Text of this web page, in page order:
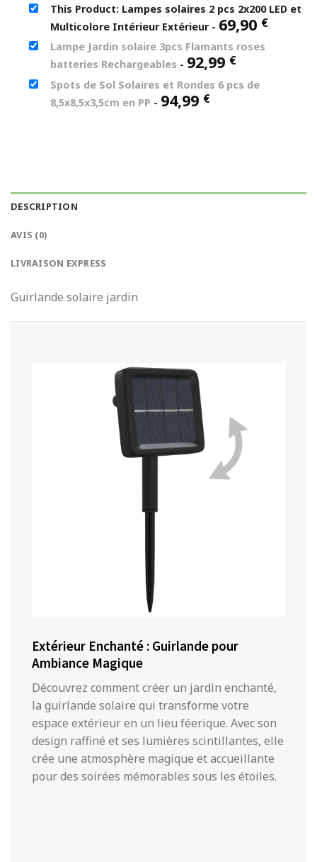
257,88 €.219,20 €.
This Product: Lampes solaires 2 pcs 2x200 LED et
Multicolore Intérieur Extérieur - 69,90 €
Lampe Jardin solaire 3pcs Flamants roses
batteries Rechargeables - 92,99 €
Spots de Sol Solaires et Rondes 6 pcs de
8,5x8,5x3,5cm en PP - 94,99 €
DESCRIPTION
AVIS (0)
LIVRAISON EXPRESS
Guirlande solaire jardin
Extérieur Enchanté : Guirlande pour
Ambiance Magique
Découvrez comment créer un jardin enchanté,
la guirlande solaire qui transforme votre
espace extérieur en un lieu féerique. Avec son
design raffiné et ses lumières scintillantes, elle
crée une atmosphère magique et accueillante
pour des soirées mémorables sous les étoiles.